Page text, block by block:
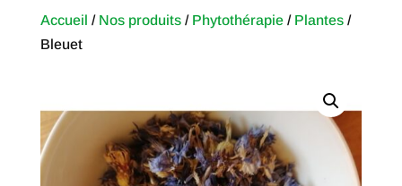
Accueil / Nos produits/ Phytothérapie/ Plantes/
Bleuet